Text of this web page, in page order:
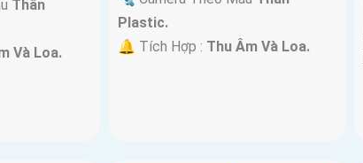
Thân
Và Loa.
Plastic.
️🔔 Tích Hợp : Thu Âm Và Loa.